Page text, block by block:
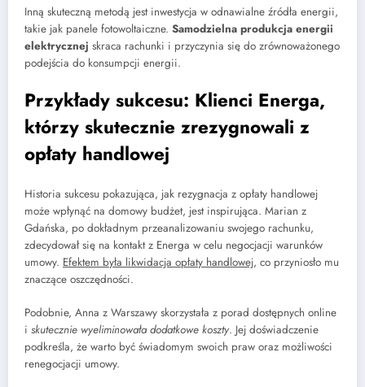
Inną skuteczną metodą jest inwestycja w odnawialne źródła energii,
takie jak panele fotowoltaiczne. Samodzielna produkcja energii
elektrycznej skraca rachunki i przyczynia się do zrównoważonego
podejścia do konsumpcji energii.
Przykłady sukcesu: Klienci Energa,
którzy skutecznie zrezygnowali z
opłaty handlowej
Historia sukcesu pokazująca, jak rezygnacja z opłaty handlowej
może wpłynąć na domowy budżet, jest inspirująca. Marian z
Gdańska, po dokładnym przeanalizowaniu swojego rachunku,
zdecydował się na kontakt z Energa w celu negocjacji warunków
umowy. Efektem była likwidacja opłaty handlowej, co przyniosło mu
znaczące oszczędności.
Podobnie, Anna z Warszawy skorzystała z porad dostępnych online
i skutecznie wyeliminowała dodatkowe koszty. Jej doświadczenie
podkreśla, że warto być świadomym swoich praw oraz możliwości
renegocjacji umowy.